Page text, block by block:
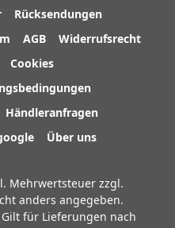
Rücksendungen
AGB
Widerrufsrecht
Cookies
Händleranfragen
Über uns
Mehrwertsteuer zzgl.
anders angegeben.
für Lieferungen nach